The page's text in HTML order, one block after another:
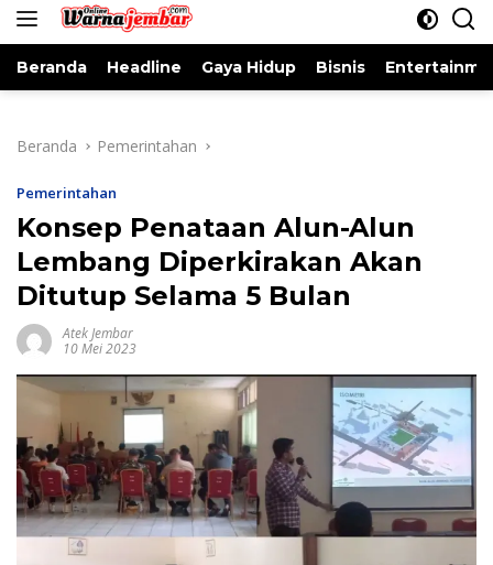
konten
Beranda Headline Gaya Hidup Bisnis
Beranda Pemerintahan
Pemerintahan
Konsep Penataan Alun-Alun
Lembang Diperkirakan Akan
Ditutup Selama 5 Bulan
Atek Jembar
10 Mei 2023